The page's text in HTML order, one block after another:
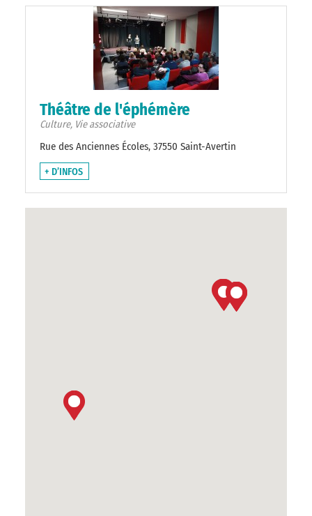
Théâtre de l'éphémère
Culture, Vie associative
Rue des Anciennes Écoles, 37550 Saint-Avertin
+ D’INFOS